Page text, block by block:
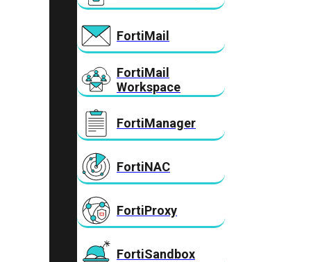
FortiMail
FortiMail
Workspace
FortiManager
FortiNAC
FortiProxy
FortiSandbox